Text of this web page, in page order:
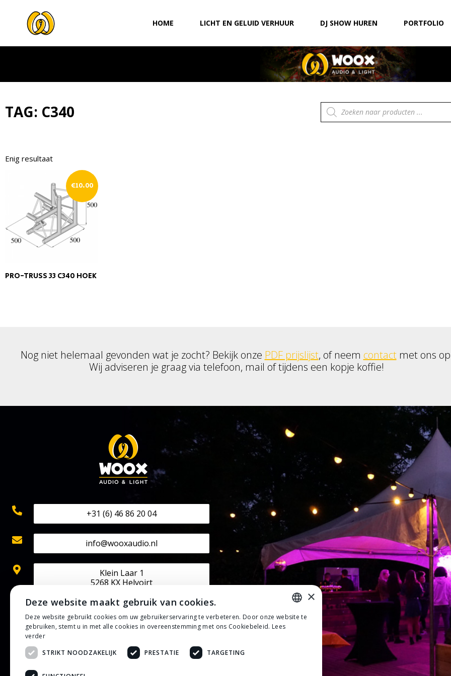
HOME LICHT EN GELUID VERHUUR DJ SHOW HUREN PORTFOLIO
TAG: C340 Producten
zoeken
Enig resultaat
PRO-TRUSS 33 C340 HOEK
€10.00
Nog niet helemaal gevonden wat je zocht? Bekijk onze PDF prijslijst, of neem contactmet ons
Wij adviseren je graag via telefoon, mail of tijdens een kopje koffie!
+31 (6) 46 86 20 04
info@wooxaudio.nl
Klein Laar 1
5268 KX Helvoirt
KVK: 70524602
BTW: NL002202313B42
IBAN: NL50 RABO 0133 0807 30
Privacybeleid
Algemene voorwaarden
×
Deze website maakt gebruik van cookies.
Deze website gebruikt cookies om uw gebruikerservaring te verbeteren. Door onze website te
gebruiken, stemt u in met alle cookies in overeenstemming met ons Cookiebeleid. Lees
verder
STRIKT NOODZAKELIJK
PRESTATIE TARGETING